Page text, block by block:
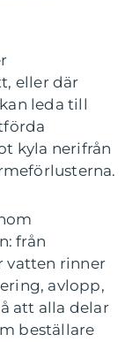
eller där
leda till
kyla nerifrån
från
vatten rinner
avlopp,
att alla delar
beställare